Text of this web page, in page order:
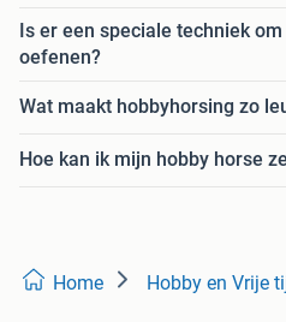
Is er een speciale techniek
oefenen?
Wat maakt hobbyhorsing zo
Hoe kan ik mijn hobby horse
Home Hobby en Vrije